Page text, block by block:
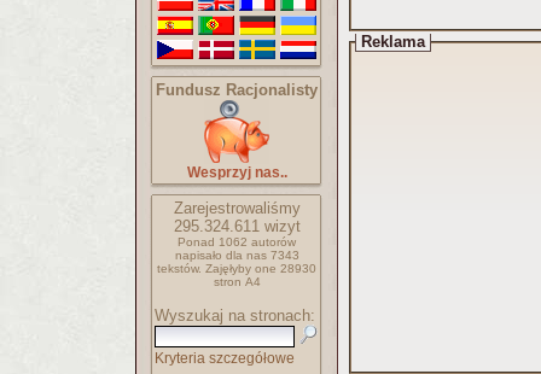
Fundusz Racjonalisty
Wesprzyj nas..
Zarejestrowaliśmy
295.324.611wizyt
Ponad 1062 autorów
napisało dla nas 7343
tekstów. Zajęłyby one 28930
stron A4
Wyszukaj na stronach:
Kryteria szczegółowe
Reklama